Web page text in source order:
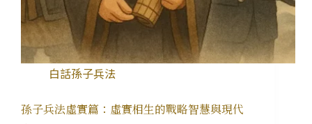
白話孫子兵法
孫子兵法虛實篇：虛實相生的戰略智慧與現代